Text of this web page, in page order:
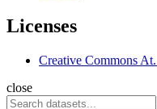
Licenses
Creative Commons
close